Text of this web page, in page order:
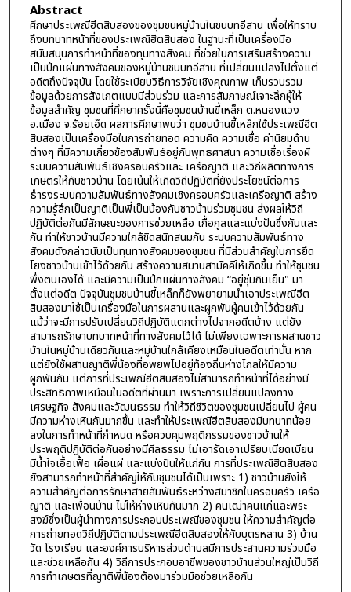
Abstract
ศึกษาประเพณีฮีตสิบสองของชุมชนหมู่บ้านในชนบทอีสาน เพื่อให้ทราบ
ถึงบทบาทหน้าที่ของประเพณีฮีตสิบสอง ในฐานะที่เป็นเครื่องมือ
สนับสนุนการทำหน้าที่ของทุนทางสังคม ที่ช่วยในการเสริมสร้างความ
เป็นปึกแผ่นทางสังคมของหมู่บ้านชนบทอีสาน ที่เปลี่ยนแปลงไปตั้งแต่
อดีตถึงปัจจุบัน โดยใช้ระเบียบวิธีการวิจัยเชิงคุณภาพ เก็บรวบรวม
ข้อมูลด้วยการสังเกตแบบมีส่วนร่วม และการสัมภาษณ์เจาะลึกผู้ให้
ข้อมูลสำคัญ ชุมชนที่ศึกษาครั้งนี้คือชุมชนบ้านขี้เหล็ก ต.หนองแวง
อ.เมือง จ.ร้อยเอ็ด ผลการศึกษาพบว่า ชุมชนบ้านขี้เหล็กใช้ประเพณีฮีต
สิบสองเป็นเครื่องมือในการถ่ายทอด ความคิด ความเชื่อ ค่านิยมด้าน
ต่างๆ ที่มีความเกี่ยวข้องสัมพันธ์อยู่กับพุทธศาสนา ความเชื่อเรื่องผี
ระบบความสัมพันธ์เชิงครอบครัวและ เครือญาติ และวิถีผลิตทางการ
เกษตรให้กับชาวบ้าน โดยเน้นให้เกิดวิถีปฏิบัติที่ยังประโยชน์ต่อการ
ธำรงระบบความสัมพันธ์ทางสังคมเชิงครอบครัวและเครือญาติ สร้าง
ความรู้สึกเป็นญาติเป็นพี่เป็นน้องกับชาวบ้านร่วมชุมชน ส่งผลให้วิถี
ปฏิบัติต่อกันมีลักษณะของการช่วยเหลือ เกื้อกูลและแบ่งปันซึ่งกันและ
กัน ทำให้ชาวบ้านมีความใกล้ชิดสนิทสนมกัน ระบบความสัมพันธ์ทาง
สังคมดังกล่าวนับเป็นทุนทางสังคมของชุมชน ที่มีส่วนสำคัญในการยึด
โยงชาวบ้านเข้าไว้ด้วยกัน สร้างความสมานสามัคคีให้เกิดขึ้น ทำให้ชุมชน
พึ่งตนเองได้ และมีความเป็นปึกแผ่นทางสังคม “อยู่ชุ่มกินเย็น" มา
ตั้งแต่อดีต ปัจจุบันชุมชนบ้านขี้เหล็กก็ยังพยายามนำเอาประเพณีฮีต
สิบสองมาใช้เป็นเครื่องมือในการผสานและผูกพันผู้คนเข้าไว้ด้วยกัน
แม้ว่าจะมีการปรับเปลี่ยนวิถีปฏิบัติแตกต่างไปจากอดีตบ้าง แต่ยัง
สามารถรักษาบทบาทหน้าที่ทางสังคมไว้ได้ ไม่เพียงเฉพาะการผสานชาว
บ้านในหมู่บ้านเดียวกันและหมู่บ้านใกล้เคียงเหมือนในอดีตเท่านั้น หาก
แต่ยังใช้ผสานญาติพี่น้องที่อพยพไปอยู่ท้องถิ่นห่างไกลให้มีความ
ผูกพันกัน แต่การที่ประเพณีฮีตสิบสองไม่สามารถทำหน้าที่ได้อย่างมี
ประสิทธิภาพเหมือนในอดีตที่ผ่านมา เพราะการเปลี่ยนแปลงทาง
เศรษฐกิจ สังคมและวัฒนธรรม ทำให้วิถีชีวิตของชุมชนเปลี่ยนไป ผู้คน
มีความห่างเหินกันมากขึ้น และทำให้ประเพณีฮีตสิบสองมีบทบาทน้อย
ลงในการทำหน้าที่กำหนด หรือควบคุมพฤติกรรมของชาวบ้านให้
ประพฤติปฏิบัติต่อกันอย่างมีศีลธรรม ไม่เอารัดเอาเปรียบเบียดเบียน
มีน้ำใจเอื้อเฟื้อ เผื่อแผ่ และแบ่งปันให้แก่กัน การที่ประเพณีฮีตสิบสอง
ยังสามารถทำหน้าที่สำคัญให้กับชุมชนได้เป็นเพราะ 1) ชาวบ้านยังให้
ความสำคัญต่อการรักษาสายสัมพันธ์ระหว่างสมาชิกในครอบครัว เครือ
ญาติ และเพื่อนบ้าน ไม่ให้ห่างเหินกันมาก 2) คนเฒ่าคนแก่และพระ
สงฆ์ซึ่งเป็นผู้นำทางการประกอบประเพณีของชุมชน ให้ความสำคัญต่อ
การถ่ายทอดวิถีปฏิบัติตามประเพณีฮีตสิบสองให้กับบุตรหลาน 3) บ้าน
วัด โรงเรียน และองค์การบริหารส่วนตำบลมีการประสานความร่วมมือ
และช่วยเหลือกัน 4) วิถีการประกอบอาชีพของชาวบ้านส่วนใหญ่เป็นวิถี
การทำเกษตรที่ญาติพี่น้องต้องมาร่วมมือช่วยเหลือกัน